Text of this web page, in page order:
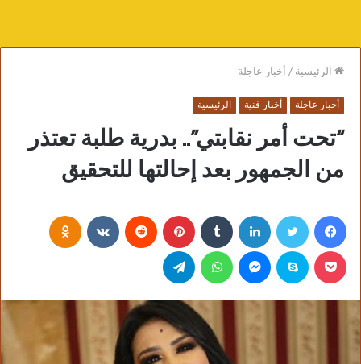
الرئيسية/أخبار عاجلة
أخبار عاجلة أخبار فنية الرئيسية
“تحت أمر نقابتي”.. بدرية طلبة تعتذر
من الجمهور بعد إحالتها للتحقيق